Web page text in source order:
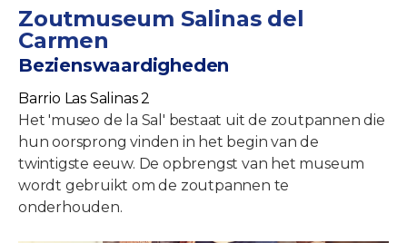
Zoutmuseum Salinas del
Carmen
Bezienswaardigheden
Barrio Las Salinas 2
Het 'museo de la Sal' bestaat uit de zoutpannen die
hun oorsprong vinden in het begin van de
twintigste eeuw. De opbrengst van het museum
wordt gebruikt om de zoutpannen te
onderhouden.